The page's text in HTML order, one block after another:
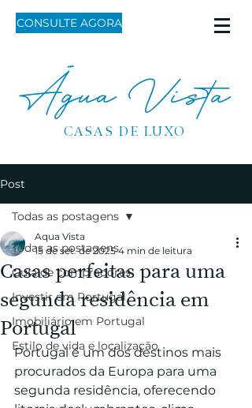
CONSULTE AGORA
Água Vista
CASAS DE LUXO
Post
Todas as postagens
Guia de compradores
Investir em Portugal
Imobiliário em Portugal
Estilo de vida e localização
Todas as postagens
Casas perfeitas para uma
segunda residência em
Portugal
Aqua Vista
15 de set. de 2025 4 min de leitura
Portugal é um dos destinos mais
procurados da Europa para uma
segunda residência, oferecendo